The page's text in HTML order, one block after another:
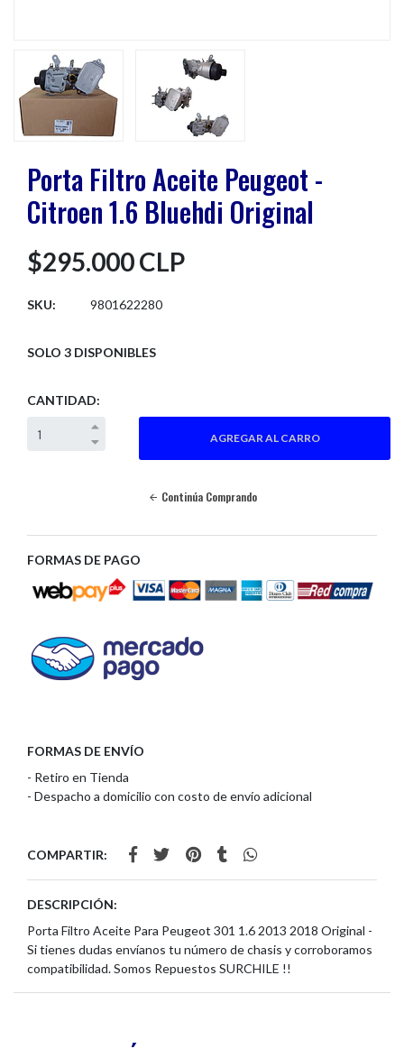
Porta Filtro Aceite Peugeot -
Citroen 1.6 Bluehdi Original
$295.000 CLP
SKU: 9801622280
SOLO 3 DISPONIBLES
CANTIDAD:
Continúa Comprando
FORMAS DE PAGO
FORMAS DE ENVÍO
- Retiro en Tienda
- Despacho a domicilio con costo de envío adicional
COMPARTIR:
DESCRIPCIÓN:
Porta Filtro Aceite Para Peugeot 301 1.6 2013 2018 Original -
Si tienes dudas envíanos tu número de chasis y corroboramos
compatibilidad. Somos Repuestos SURCHILE !!